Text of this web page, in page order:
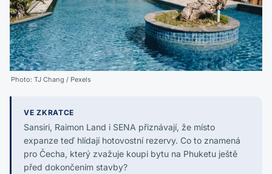
Photo: TJ Chang / Pexels
VE ZKRATCE
Sansiri, Raimon Land i SENA přiznávají, že místo
expanze teď hlídají hotovostní rezervy. Co to znamená
pro Čecha, který zvažuje koupi bytu na Phuketu ještě
před dokončením stavby?